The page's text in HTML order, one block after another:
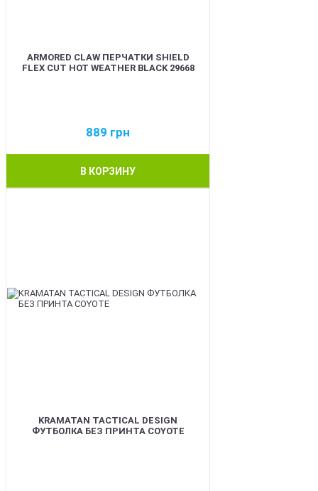
ARMORED CLAW ПЕРЧАТКИ SHIELD
FLEX CUT HOT WEATHER BLACK 29668
889 грн
В КОРЗИНУ
KRAMATAN TACTICAL DESIGN
ФУТБОЛКА БЕЗ ПРИНТА COYOTE